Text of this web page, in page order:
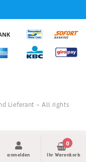
anmelden
0
Ihr Warenkorb
Lieferant - All rights